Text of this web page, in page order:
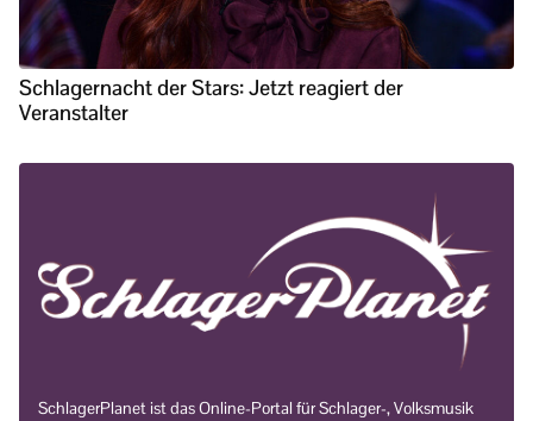
Schlagernacht der Stars: Jetzt reagiert der
Veranstalter
SchlagerPlanet ist das Online-Portal für Schlager-, Volksmusik